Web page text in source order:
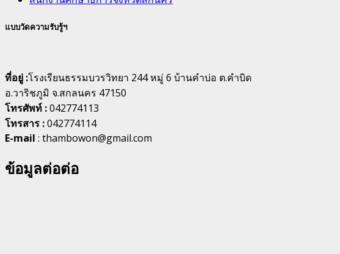
แบบวัดความรับรู้ฯ
ที่อยู่ :โรงเรียนธรรมบวรวิทยา 244 หมู่ 6 บ้านคำบ่อ ต.คำบิด
อ.วาริชภูมิ จ.สกลนคร 47150
โทรศัพท์ :042774113
โทรสาร :042774114
E-mail : thambowon@gmail.com
ข้อมูลต่อต่อ